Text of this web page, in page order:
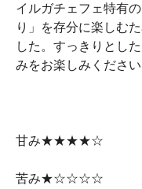
イルガチェフェ特有
り」を存分に楽しむ
した。すっきりとし
みをお楽しみくださ
甘み★★★★☆
苦み★☆☆☆☆